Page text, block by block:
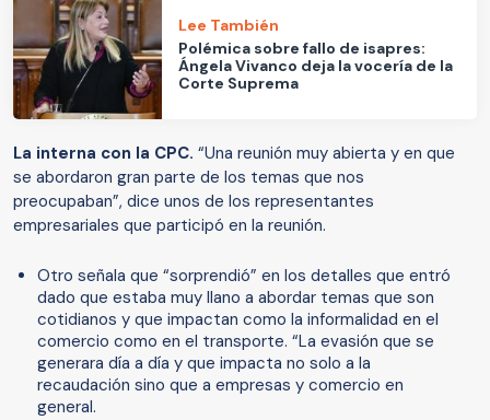
Lee También
Polémica sobre fallo de isapres:
Ángela Vivanco deja la vocería de la
Corte Suprema
La interna con la CPC. “Una reunión muy abierta y en que
se abordaron gran parte de los temas que nos
preocupaban”, dice unos de los representantes
empresariales que participó en la reunión.
Otro señala que “sorprendió” en los detalles que entró
dado que estaba muy llano a abordar temas que son
cotidianos y que impactan como la informalidad en el
comercio como en el transporte. “La evasión que se
generara día a día y que impacta no solo a la
recaudación sino que a empresas y comercio en
general.